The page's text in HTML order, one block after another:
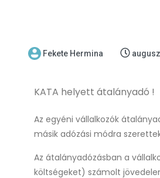
Fekete Hermina
KATA helyett átalányadó !
Az egyéni vállalkozók
másik adózási módra
Az átalányadózásban a
költségeket) számolt